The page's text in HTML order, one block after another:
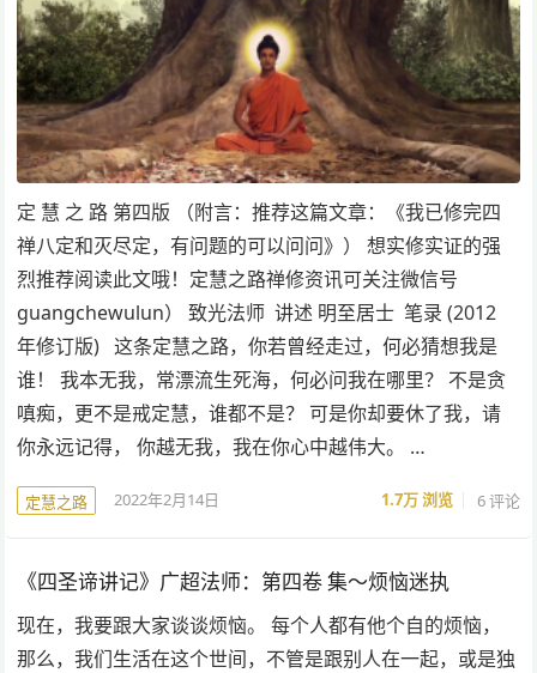
定 慧 之 路 第四版 （附言：推荐这篇文章：《我已修完四
禅八定和灭尽定，有问题的可以问问》） 想实修实证的强
烈推荐阅读此文哦！定慧之路禅修资讯可关注微信号
guangchewulun） 致光法师 讲述 明至居士 笔录 (2012
年修订版) 这条定慧之路，你若曾经走过，何必猜想我是
谁！ 我本无我，常漂流生死海，何必问我在哪里？ 不是贪
嗔痴，更不是戒定慧，谁都不是？ 可是你却要休了我，请
你永远记得， 你越无我，我在你心中越伟大。 …
定慧之路 2022年2月14日 1.7万浏览 6 评论
《四圣谛讲记》广超法师：第四卷 集～烦恼迷执
现在，我要跟大家谈谈烦恼。 每个人都有他个自的烦恼，
那么，我们生活在这个世间，不管是跟别人在一起，或是独